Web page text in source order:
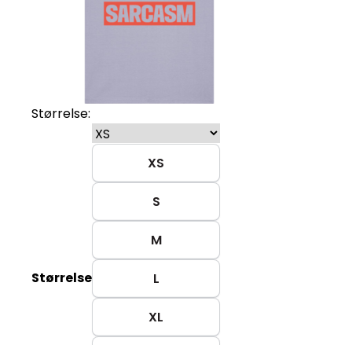
Størrelse:
Størrelse
XS
S
M
L
XL